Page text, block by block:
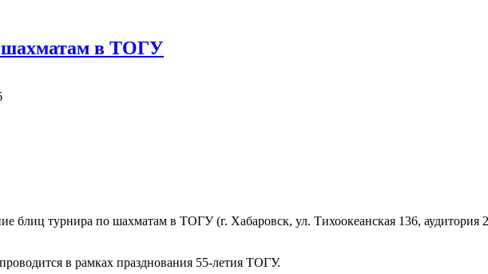
шахматам в ТОГУ
блиц турнира по шахматам в ТОГУ (г. Хабаровск, ул. Тихоокеанская 136, аудитория
в рамках празднования 55-летия ТОГУ.